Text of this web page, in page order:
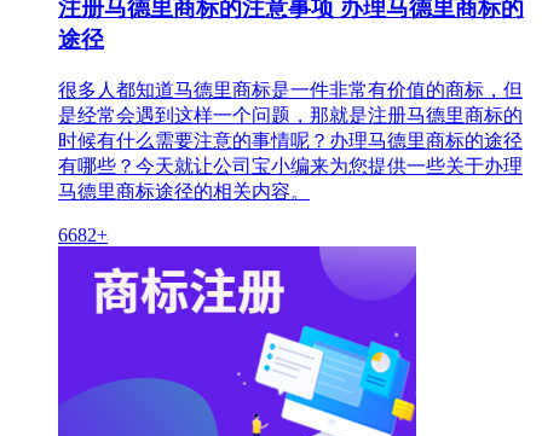
注册马德里商标的注意事项 办理马德里商标的
途径
很多人都知道马德里商标是一件非常有价值的商标，但
是经常会遇到这样一个问题，那就是注册马德里商标的
时候有什么需要注意的事情呢？办理马德里商标的途径
有哪些？今天就让公司宝小编来为您提供一些关于办理
马德里商标途径的相关内容。
6682+